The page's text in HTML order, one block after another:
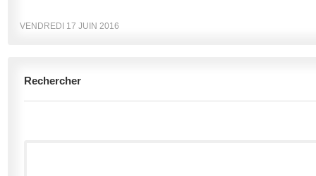
VENDREDI 17 JUIN 2016
Rechercher